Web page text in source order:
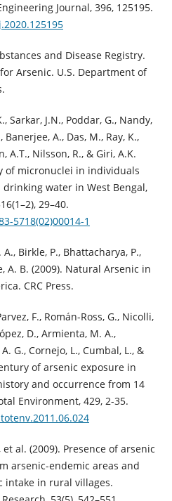
Journal, 396, 125195.
and Disease Registry.
Arsenic. U.S. Department of
Sarkar, J.N., Poddar, G., Nandy,
Banerjee, A., Das, M., Ray, K.,
A.T., Nilsson, R., & Giri, A.K.
of micronuclei in individuals
water in West Bengal,
29–40.
5718(02)00014-1
Birkle, P., Bhattacharya, P.,
A. B. (2009). Natural Arsenic in
CRC Press.
F., Román-Ross, G., Nicolli,
D., Armienta, M. A.,
G., Cornejo, L., Cumbal, L., &
of arsenic exposure in
and occurrence from 14
Environment, 429, 2-35.
al. (2009). Presence of arsenic
arsenic-endemic areas and
intake in rural villages.